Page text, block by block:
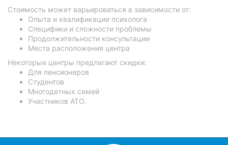
Стоимость может варьироваться в зависимости от:
Опыта и квалификации психолога
Специфики и сложности проблемы
Продолжительности консультации
Места расположения центра
Некоторые центры предлагают скидки:
Для пенсионеров
Студентов
Многодетных семей
Участников АТО.